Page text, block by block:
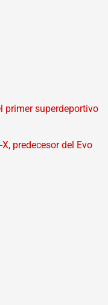
primer superdeportivo
predecesor del Evo